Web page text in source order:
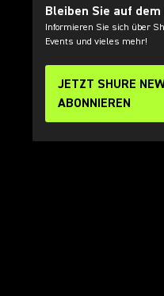
Bleiben Sie auf
Informieren Sie sich über
Events und vieles mehr!
JETZT SHURE
ABONNIEREN